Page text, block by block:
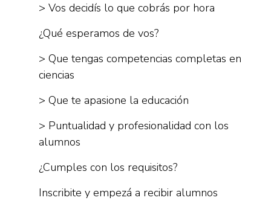
> Vos decidís lo que cobrás por hora
¿Qué esperamos de vos?
> Que tengas competencias completas en
ciencias
> Que te apasione la educación
> Puntualidad y profesionalidad con los
alumnos
¿Cumples con los requisitos?
Inscribite y empezá a recibir alumnos